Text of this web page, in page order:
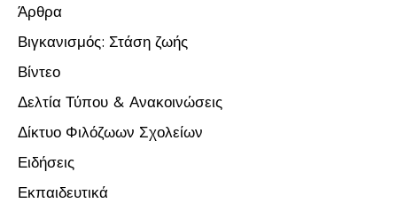
Άρθρα
Βιγκανισμός: Στάση ζωής
Βίντεο
Δελτία Τύπου & Ανακοινώσεις
Δίκτυο Φιλόζωων Σχολείων
Ειδήσεις
Εκπαιδευτικά